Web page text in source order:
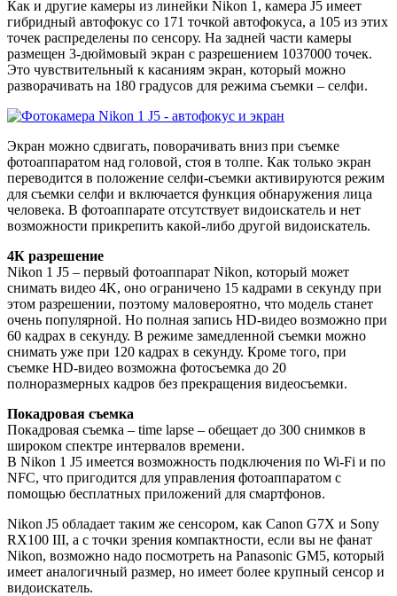
Как и другие камеры из линейки Nikon 1, камера J5 имеет
гибридный автофокус со 171 точкой автофокуса, а 105 из этих
точек распределены по сенсору. На задней части камеры
размещен 3-дюймовый экран с разрешением 1037000 точек.
Это чувствительный к касаниям экран, который можно
разворачивать на 180 градусов для режима съемки – селфи.
Экран можно сдвигать, поворачивать вниз при съемке
фотоаппаратом над головой, стоя в толпе. Как только экран
переводится в положение селфи-съемки активируются режим
для съемки селфи и включается функция обнаружения лица
человека. В фотоаппарате отсутствует видоискатель и нет
возможности прикрепить какой-либо другой видоискатель.
4К разрешение
Nikon 1 J5 – первый фотоаппарат Nikon, который может
снимать видео 4K, оно ограничено 15 кадрами в секунду при
этом разрешении, поэтому маловероятно, что модель станет
очень популярной. Но полная запись HD-видео возможно при
60 кадрах в секунду. В режиме замедленной съемки можно
снимать уже при 120 кадрах в секунду. Кроме того, при
съемке HD-видео возможна фотосъемка до 20
полноразмерных кадров без прекращения видеосъемки.
Покадровая съемка
Покадровая съемка – time lapse – обещает до 300 снимков в
широком спектре интервалов времени.
В Nikon 1 J5 имеется возможность подключения по Wi-Fi и по
NFC, что пригодится для управления фотоаппаратом с
помощью бесплатных приложений для смартфонов.
Nikon J5 обладает таким же сенсором, как Canon G7X и Sony
RX100 III, а с точки зрения компактности, если вы не фанат
Nikon, возможно надо посмотреть на Panasonic GM5, который
имеет аналогичный размер, но имеет более крупный сенсор и
видоискатель.